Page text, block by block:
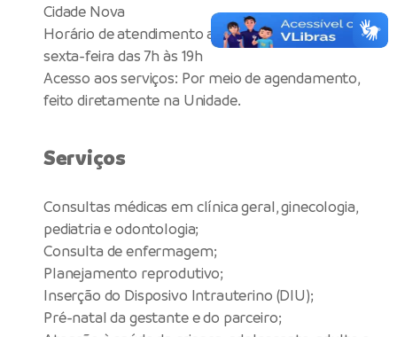
Cidade Nova
Horário de atendimento ao público: segunda a
sexta-feira das 7h às 19h
Acesso aos serviços: Por meio de agendamento,
feito diretamente na Unidade.
Serviços
Consultas médicas em clínica geral, ginecologia,
pediatria e odontologia;
Consulta de enfermagem;
Planejamento reprodutivo;
Inserção do Disposivo Intrauterino (DIU);
Pré-natal da gestante e do parceiro;